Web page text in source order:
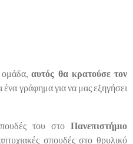
ομάδα,αυτός θα κρατούσε τον
ένα γράφημα για να μας εξηγήσει
του στο Πανεπιστήμιο
σπουδές στο θρυλικό